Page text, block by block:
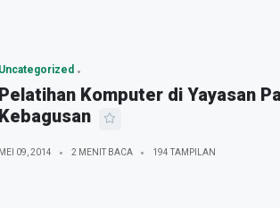
Uncategorized
Pelatihan Komputer di Yayasan
Kebagusan
MEI 09, 2014 2 MENIT BACA 194 TAMPILAN